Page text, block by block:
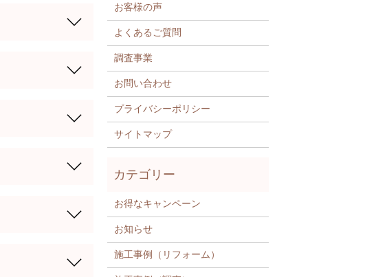
お客様の声
よくあるご質問
調査事業
お問い合わせ
プライバシーポリシー
サイトマップ
お得なキャンペーン
お知らせ
施工事例（リフォーム）